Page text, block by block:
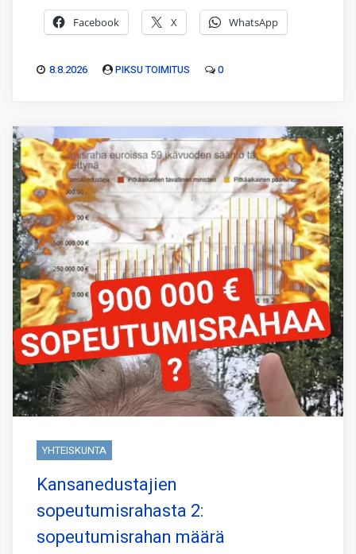
Facebook X WhatsApp
8.8.2026 PIKSU TOIMITUS 0
YHTEISKUNTA
Kansanedustajien
sopeutumisrahasta 2:
sopeutumisrahan määrä